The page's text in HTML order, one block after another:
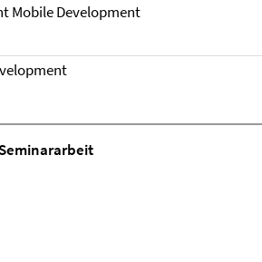
Mobile Development